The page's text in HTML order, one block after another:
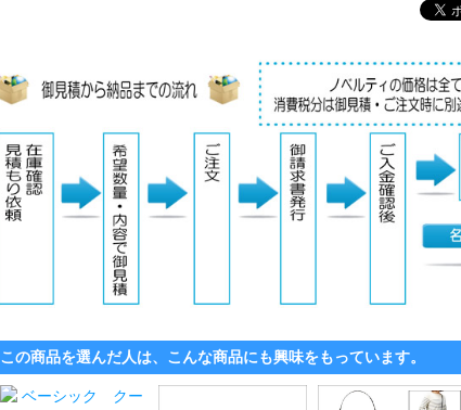
この商品を選んだ人は、こんな商品にも興味をもっています。